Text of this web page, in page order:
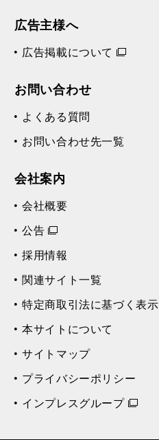
広告主様へ
広告掲載について
お問い合わせ
よくある質問
お問い合わせ先一覧
会社案内
会社概要
公告
採用情報
関連サイト一覧
特定商取引法に基づく表示
本サイトについて
サイトマップ
プライバシーポリシー
インプレスグループ